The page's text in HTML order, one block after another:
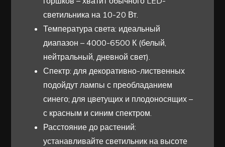
светильника на 10-20 Вт.
Температура света: идеальный
диапазон – 4000-6500 К (белый,
нейтральный, дневной свет).
Спектр: для декоративно-лиственных
подойдут лампы с преобладанием
синего; для цветущих и плодоносящих –
с красным и синим спектром.
Расстояние до растений:
устанавливайте светильник на высоте